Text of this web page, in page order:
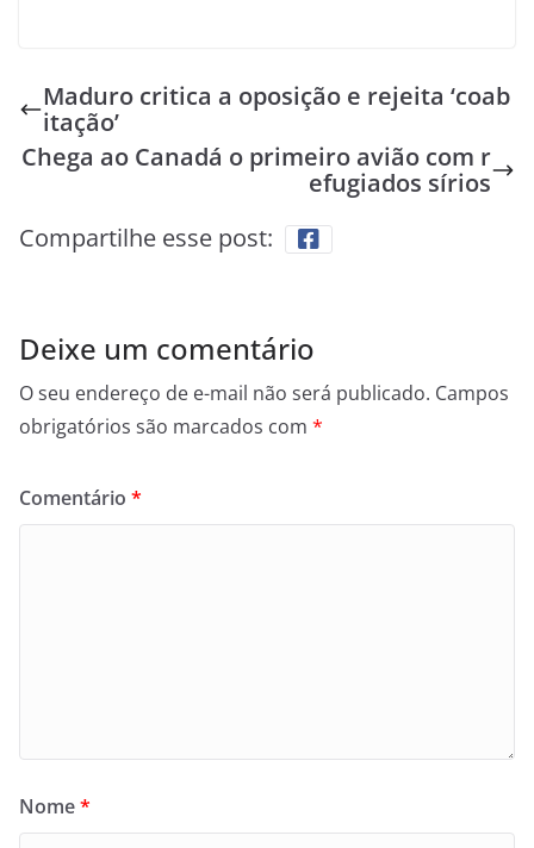
Maduro critica a oposição e rejeita ‘coab
itação’
Chega ao Canadá o primeiro avião com r
efugiados sírios
Compartilhe esse post:
Deixe um comentário
O seu endereço de e-mail não será publicado. Campos
obrigatórios são marcados com *
Comentário *
Nome*